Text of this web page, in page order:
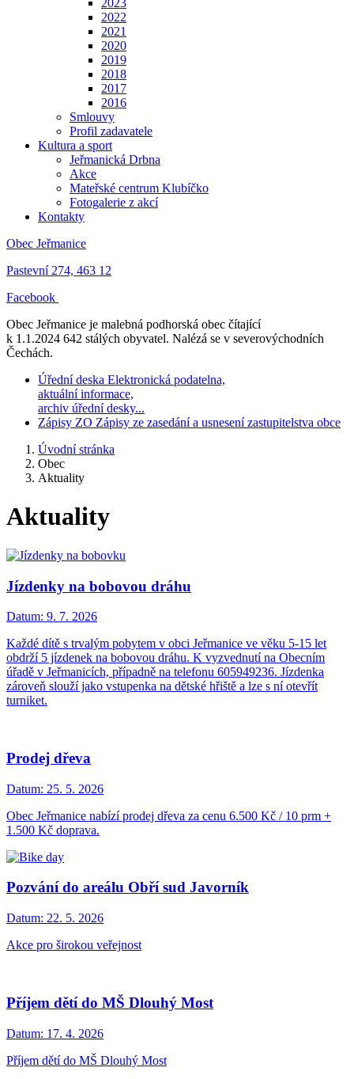
2023
2022
2021
2020
2019
2018
2017
2016
Smlouvy
Profil zadavatele
Kultura a sport
Jeřmanická Drbna
Akce
Mateřské centrum Klubíčko
Fotogalerie z akcí
Kontakty
Obec Jeřmanice
Pastevní 274, 463 12
Facebook
Obec Jeřmanice je malebná podhorská obec čítající
k 1.1.2024 642 stálých obyvatel. Nalézá se v severovýchodních
Čechách.
Úřední deska Elektronická podatelna,
aktuální informace,
archiv úřední desky...
Zápisy ZO Zápisy ze zasedání a usnesení zastupitelstva obce
Úvodní stránka
Obec
Aktuality
Aktuality
Jízdenky na bobovou dráhu
Datum: 9. 7. 2026
Každé dítě s trvalým pobytem v obci Jeřmanice ve věku 5-15 let
obdrží 5 jízdenek na bobovou dráhu. K vyzvednutí na Obecním
úřadě v Jeřmanicích, případně na telefonu 605949236. Jízdenka
zároveň slouží jako vstupenka na dětské hřiště a lze s ní otevřít
turniket.
Prodej dřeva
Datum: 25. 5. 2026
Obec Jeřmanice nabízí prodej dřeva za cenu 6.500 Kč / 10 prm +
1.500 Kč doprava.
Pozvání do areálu Obří sud Javorník
Datum: 22. 5. 2026
Akce pro širokou veřejnost
Příjem dětí do MŠ Dlouhý Most
Datum: 17. 4. 2026
Příjem dětí do MŠ Dlouhý Most